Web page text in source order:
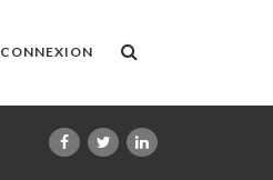
CONNEXION